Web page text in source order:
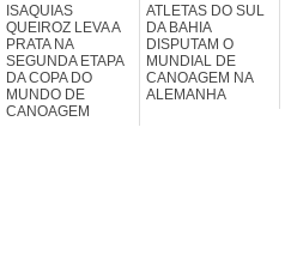
ISAQUIAS
QUEIROZ LEVA A
PRATA NA
SEGUNDA ETAPA
DA COPA DO
MUNDO DE
CANOAGEM
ATLETAS DO SUL
DA BAHIA
DISPUTAM O
MUNDIAL DE
CANOAGEM NA
ALEMANHA